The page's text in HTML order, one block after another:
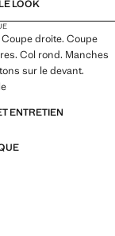
LOOK
droite. Coupe
Col rond. Manches
sur le devant.
ENTRETIEN